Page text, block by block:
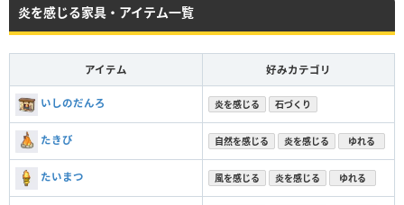
炎を感じる家具・アイテム一覧
アイテム 好みカテゴリ
いしのだんろ 炎を感じる 石づくり
たきび 自然を感じる 炎を感じる ゆれる
たいまつ 風を感じる 炎を感じる ゆれる